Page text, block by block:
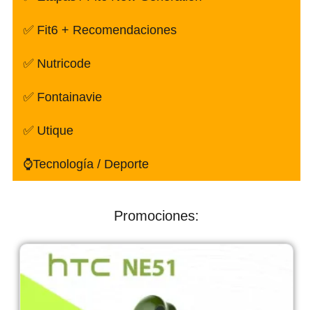
✅ Fit6 + Recomendaciones
✅ Nutricode
✅ Fontainavie
✅ Utique
⌚Tecnología / Deporte
Promociones: